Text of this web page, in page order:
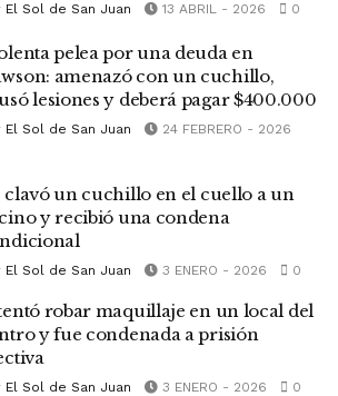
El Sol de San Juan 13 ABRIL - 2026 0
pelea por una deuda en
amenazó con un cuchillo,
lesiones y deberá pagar $400.000
El Sol de San Juan
24 FEBRERO - 2026
clavó un cuchillo en el cuello a un
y recibió una condena
El Sol de San Juan 3 ENERO - 2026 0
robar maquillaje en un local del
y fue condenada a prisión
El Sol de San Juan 3 ENERO - 2026 0